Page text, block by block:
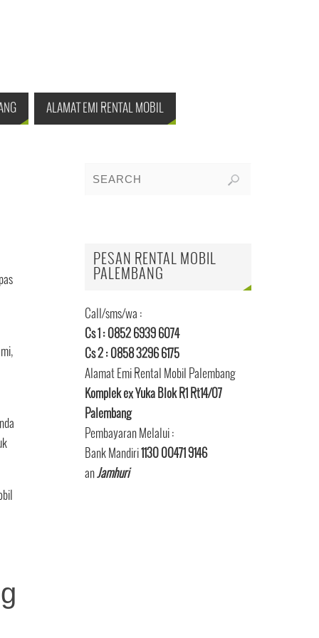
ALAMAT EMI RENTAL MOBIL
PESAN RENTAL MOBIL
PALEMBANG
Call/sms/wa :
Cs 1 : 0852 6939 6074
Cs 2 : 0858 3296 6175
Alamat Emi Rental Mobil Palembang
Komplek ex Yuka Blok R1 Rt14/07
Palembang
Pembayaran Melalui :
Bank Mandiri1130 00471 9146
anJamhuri